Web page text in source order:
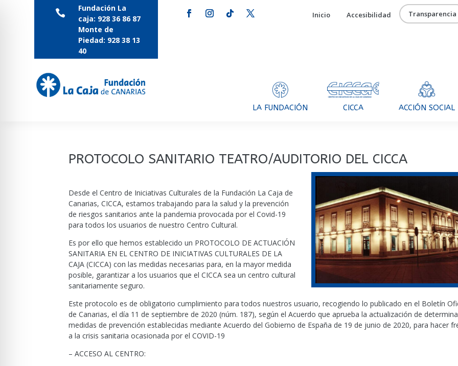

Fundación La
caja: 928 36 86 87
Monte de
Piedad: 928 38 13
40
Inicio Accesibilidad Transparencia
LA FUNDACIÓN CICCA ACCIÓN SOCIAL
PROTOCOLO SANITARIO TEATRO/AUDITORIO DEL CICCA
Desde el Centro de Iniciativas Culturales de la Fundación La Caja de
Canarias, CICCA, estamos trabajando para la salud y la prevención
de riesgos sanitarios ante la pandemia provocada por el Covid-19
para todos los usuarios de nuestro Centro Cultural.
Es por ello que hemos establecido un PROTOCOLO DE ACTUACIÓN
SANITARIA EN EL CENTRO DE INICIATIVAS CULTURALES DE LA
CAJA (CICCA) con las medidas necesarias para, en la mayor medida
posible, garantizar a los usuarios que el CICCA sea un centro cultural
sanitariamente seguro.
Este protocolo es de obligatorio cumplimiento para todos nuestros usuario, recogiendo lo publicado en el Boletín
de Canarias, el día 11 de septiembre de 2020 (núm. 187), según el Acuerdo que aprueba la actualización de
medidas de prevención establecidas mediante Acuerdo del Gobierno de España de 19 de junio de 2020, para hacer
a la crisis sanitaria ocasionada por el COVID-19
– ACCESO AL CENTRO: